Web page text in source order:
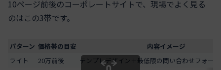
10ページ前後のコーポレートサイトで、現場でよく見る
のはこの3帯です。
パターン 価格帯の目安
内容イメージ
ライト
20万前後
テンプレデザイン＋最低限の問い合わせフォーム